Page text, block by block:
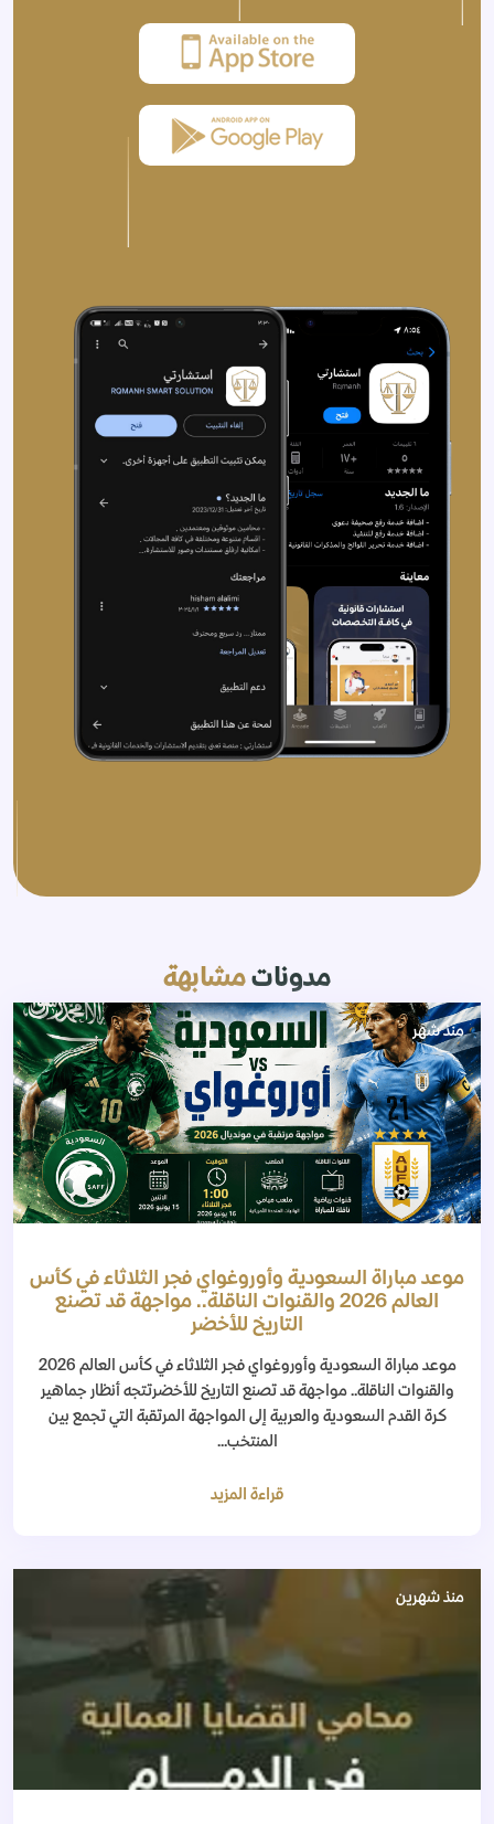
مدونات مشابهة
منذ شهر
موعد مباراة السعودية وأوروغواي فجر الثلاثاء في كأس
العالم 2026 والقنوات الناقلة.. مواجهة قد تصنع
التاريخ للأخضر
موعد مباراة السعودية وأوروغواي فجر الثلاثاء في كأس العالم 2026
والقنوات الناقلة.. مواجهة قد تصنع التاريخ للأخضرتتجه أنظار جماهير
كرة القدم السعودية والعربية إلى المواجهة المرتقبة التي تجمع بين
المنتخب...
قراءة المزيد
منذ شهرين